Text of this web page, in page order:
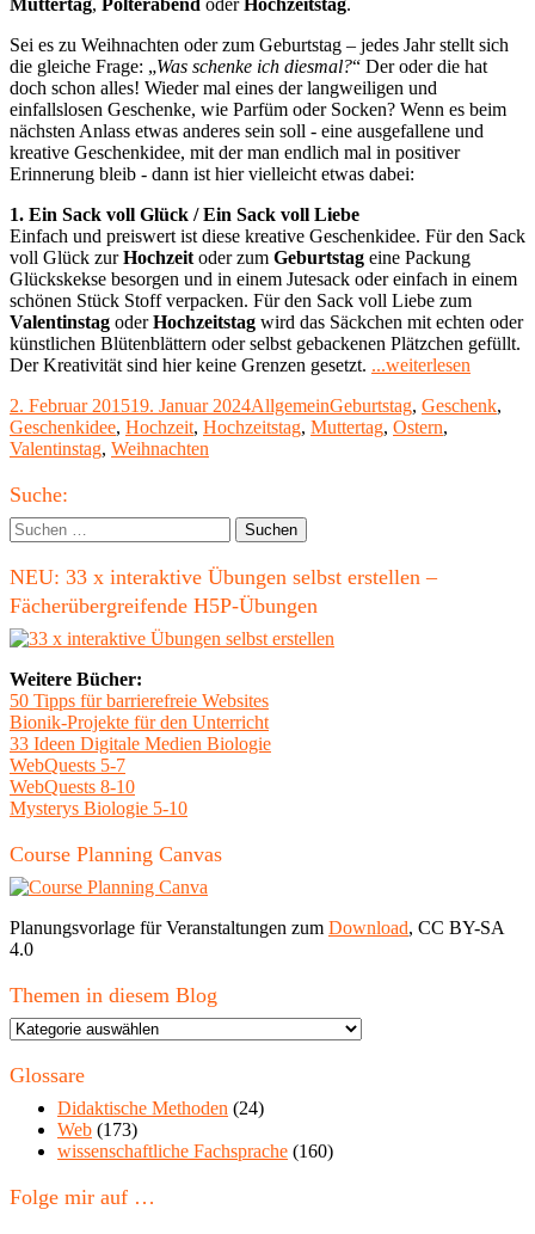
Sei es zu Weihnachten oder zum Geburtstag – jedes Jahr stellt sich
die gleiche Frage: „Was schenke ich diesmal?“ Der oder die hat
doch schon alles! Wieder mal eines der langweiligen und
einfallslosen Geschenke, wie Parfüm oder Socken? Wenn es beim
nächsten Anlass etwas anderes sein soll - eine ausgefallene und
kreative Geschenkidee, mit der man endlich mal in positiver
Erinnerung bleib - dann ist hier vielleicht etwas dabei:
1. Ein Sack voll Glück / Ein Sack voll Liebe
Einfach und preiswert ist diese kreative Geschenkidee. Für den Sack
voll Glück zurHochzeit oder zum Geburtstag eine Packung
Glückskekse besorgen und in einem Jutesack oder einfach in einem
schönen Stück Stoff verpacken. Für den Sack voll Liebe zum
Valentinstag oderHochzeitstag wird das Säckchen mit echten oder
künstlichen Blütenblättern oder selbst gebackenen Plätzchen gefüllt.
Der Kreativität sind hier keine Grenzen gesetzt. ...weiterlesen
Veröffentlicht
am
2. Februar 201519. Januar 2024Kategorien
AllgemeinSchlagwörter
Geburtstag, Geschenk,
Geschenkidee, Hochzeit, Hochzeitstag, Muttertag, Ostern,
Valentinstag, Weihnachten
Haupt-
Seitenleiste
Suche:
Suchen
nach:
NEU: 33 x interaktive Übungen selbst erstellen –
Fächerübergreifende H5P-Übungen
Weitere Bücher:
50 Tipps für barrierefreie Websites
Bionik-Projekte für den Unterricht
33 Ideen Digitale Medien Biologie
WebQuests 5-7
WebQuests 8-10
Mysterys Biologie 5-10
Course Planning Canvas
Planungsvorlage für Veranstaltungen zum Download, CC BY-SA
4.0
Themen in diesem Blog
Themen
diesem
Glossare
Didaktische Methoden (24)
Web (173)
wissenschaftliche Fachsprache (160)
Folge mir auf …